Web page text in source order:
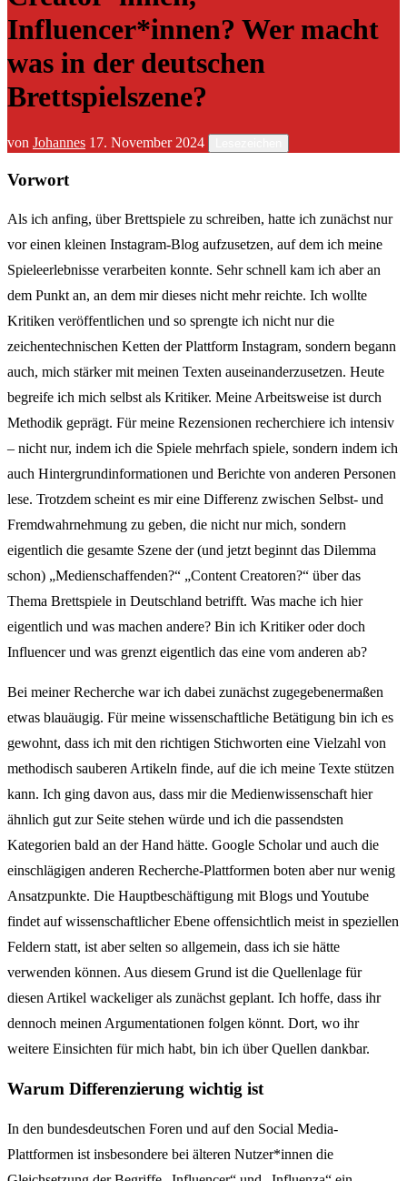
Influencer*innen? Wer macht
was in der deutschen
Brettspielszene?
von Johannes 17. November 2024
Vorwort
Als ich anfing, über Brettspiele zu schreiben, hatte ich zunächst nur
vor einen kleinen Instagram-Blog aufzusetzen, auf dem ich meine
Spieleerlebnisse verarbeiten konnte. Sehr schnell kam ich aber an
dem Punkt an, an dem mir dieses nicht mehr reichte. Ich wollte
Kritiken veröffentlichen und so sprengte ich nicht nur die
zeichentechnischen Ketten der Plattform Instagram, sondern begann
auch, mich stärker mit meinen Texten auseinanderzusetzen. Heute
begreife ich mich selbst als Kritiker. Meine Arbeitsweise ist durch
Methodik geprägt. Für meine Rezensionen recherchiere ich intensiv
– nicht nur, indem ich die Spiele mehrfach spiele, sondern indem ich
auch Hintergrundinformationen und Berichte von anderen Personen
lese. Trotzdem scheint es mir eine Differenz zwischen Selbst- und
Fremdwahrnehmung zu geben, die nicht nur mich, sondern
eigentlich die gesamte Szene der (und jetzt beginnt das Dilemma
schon) „Medienschaffenden?“ „Content Creatoren?“ über das
Thema Brettspiele in Deutschland betrifft. Was mache ich hier
eigentlich und was machen andere? Bin ich Kritiker oder doch
Influencer und was grenzt eigentlich das eine vom anderen ab?
Bei meiner Recherche war ich dabei zunächst zugegebenermaßen
etwas blauäugig. Für meine wissenschaftliche Betätigung bin ich es
gewohnt, dass ich mit den richtigen Stichworten eine Vielzahl von
methodisch sauberen Artikeln finde, auf die ich meine Texte stützen
kann. Ich ging davon aus, dass mir die Medienwissenschaft hier
ähnlich gut zur Seite stehen würde und ich die passendsten
Kategorien bald an der Hand hätte. Google Scholar und auch die
einschlägigen anderen Recherche-Plattformen boten aber nur wenig
Ansatzpunkte. Die Hauptbeschäftigung mit Blogs und Youtube
findet auf wissenschaftlicher Ebene offensichtlich meist in speziellen
Feldern statt, ist aber selten so allgemein, dass ich sie hätte
verwenden können. Aus diesem Grund ist die Quellenlage für
diesen Artikel wackeliger als zunächst geplant. Ich hoffe, dass ihr
dennoch meinen Argumentationen folgen könnt. Dort, wo ihr
weitere Einsichten für mich habt, bin ich über Quellen dankbar.
Warum Differenzierung wichtig ist
In den bundesdeutschen Foren und auf den Social Media-
Plattformen ist insbesondere bei älteren Nutzer*innen die